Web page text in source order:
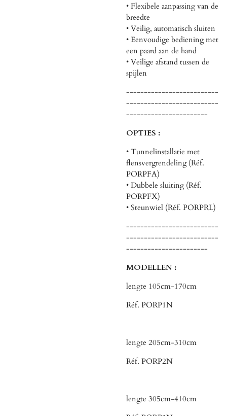
• Flexibele aanpassing van de
breedte
• Veilig, automatisch sluiten
• Eenvoudige bediening met
een paard aan de hand
• Veilige afstand tussen de
spijlen
--------------------------
--------------------------
-----------------------
OPTIES :
• Tunnelinstallatie met
flensvergrendeling (Réf.
PORPFA)
• Dubbele sluiting (Réf.
PORPFX)
• Steunwiel (Réf. PORPRL)
--------------------------
--------------------------
-----------------------
MODELLEN :
lengte 105cm-170cm
Réf. PORP1N
lengte 205cm-310cm
Réf. PORP2N
lengte 305cm-410cm